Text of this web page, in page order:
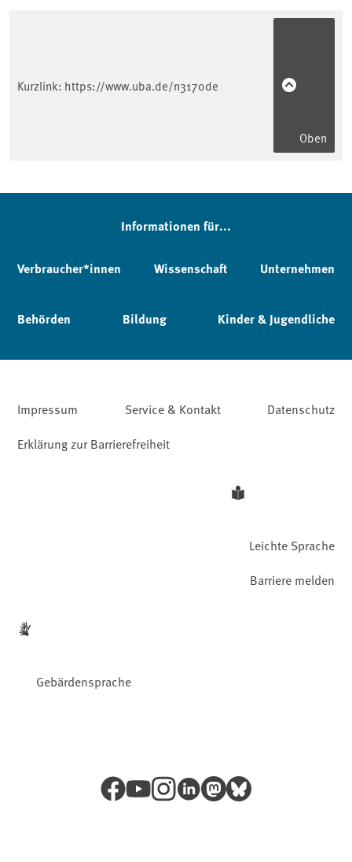
Kurzlink: https://www.uba.de/n3170de
Oben
Informationen für...
Verbraucher*innen Wissenschaft Unternehmen
Behörden Bildung Kinder & Jugendliche
Impressum Service & Kontakt
Datenschutz
Erklärung zur Barrierefreiheit
Leichte Sprache
Gebärdensprache
Barriere melden